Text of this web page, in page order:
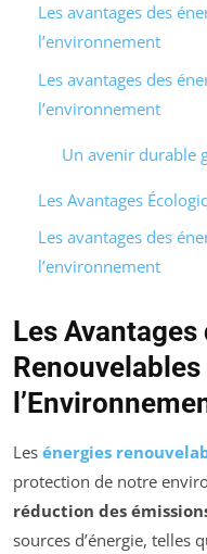
Les avantages des
l’environnement
Les avantages des
l’environnement
Un avenir durable
Les Avantages
Les avantages des
l’environnement
Les
Les énergies
protection de notre
réduction des
sources d’énergie, telles